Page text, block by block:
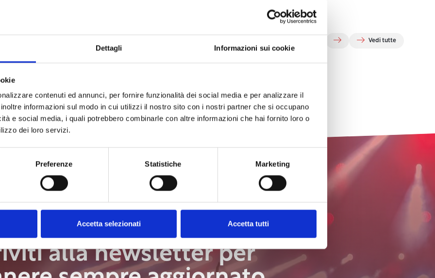
Dettagli Informazioni sui cookie
contenuti ed annunci, per fornire funzionalità dei social media e per analizzare il
informazioni sul modo in cui utilizzi il nostro sito con i nostri partner che si occupano
e social media, i quali potrebbero combinarle con altre informazioni che hai fornito loro o
dei loro servizi.
Preferenze Statistiche Marketing
Accetta selezionati Accetta tutti
Vedi tutte
alla newsletter per